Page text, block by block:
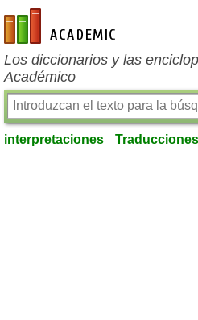
es-academic.com
Los diccionarios y las
Académico
interpretaciones Traducciones